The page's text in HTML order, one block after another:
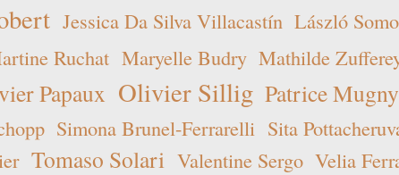
Jessica Da Silva Villacastín László
Ruchat Maryelle Budry Mathilde
Papaux Olivier Sillig Patrice Mugny
Simona Brunel-Ferrarelli Sita
Tomaso Solari Valentine Sergo Velia